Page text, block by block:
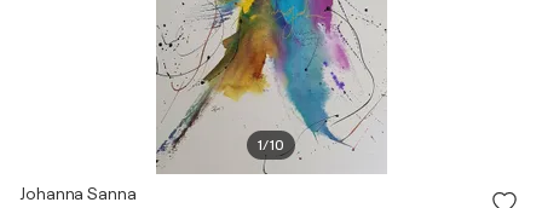
1/10
Johanna Sanna